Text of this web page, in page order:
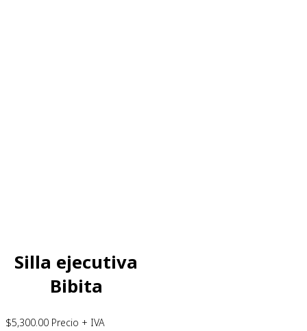
Silla ejecutiva
Bibita
$5,300.00 Precio + IVA